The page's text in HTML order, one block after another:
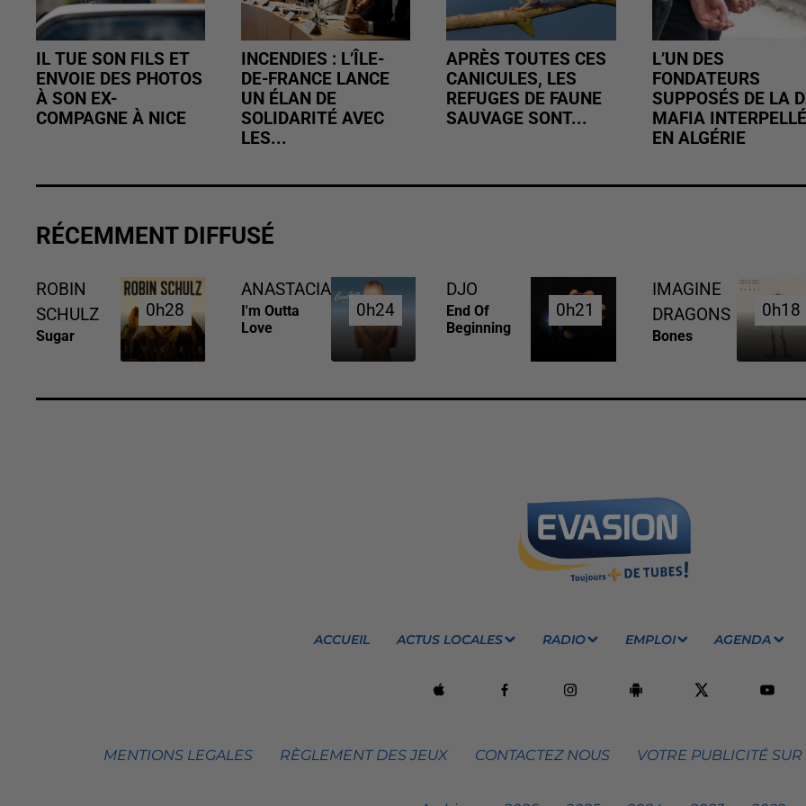
IL TUE SON FILS ET
ENVOIE DES PHOTOS
À SON EX-
COMPAGNE À NICE
INCENDIES : L’ÎLE-
DE-FRANCE LANCE
UN ÉLAN DE
SOLIDARITÉ AVEC
LES...
APRÈS TOUTES CES
CANICULES, LES
REFUGES DE FAUNE
SAUVAGE SONT...
L’UN DES
FONDATEURS
SUPPOSÉS DE LA
MAFIA INTERPELLÉ
EN ALGÉRIE
RÉCEMMENT DIFFUSÉ
ROBIN
SCHULZ
Sugar
0h28
0h28
ANASTACIA
I'm Outta
Love
0h24
0h24
DJO
End Of
Beginning
0h21
0h21
IMAGINE
DRAGONS
Bones
0h18
0h18
ACCUEIL ACTUS LOCALES RADIO EMPLOI AGENDA
MENTIONS LEGALES RÈGLEMENT DES JEUX CONTACTEZ NOUS VOTRE PUBLICITÉ